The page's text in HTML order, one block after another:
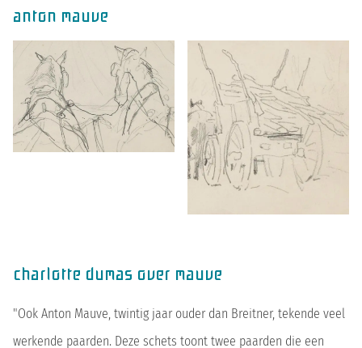
anton mauve
charlotte dumas over mauve
"Ook Anton Mauve, twintig jaar ouder dan Breitner, tekende veel
werkende paarden. Deze schets toont twee paarden die een